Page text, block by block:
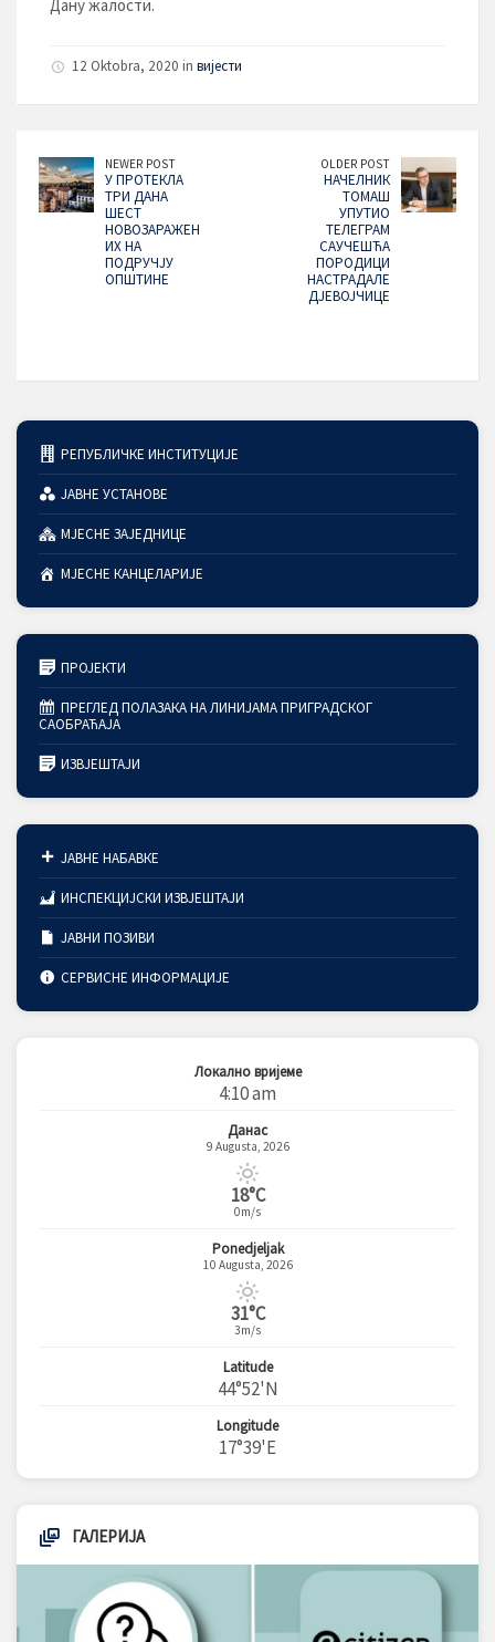
Дану жалости.
12 Oktobra, 2020 in вијести
NEWER POST
У ПРОТЕКЛА
ТРИ ДАНА
ШЕСТ
НОВОЗАРАЖЕН
ИХ НА
ПОДРУЧЈУ
ОПШТИНЕ
OLDER POST
НАЧЕЛНИК
ТОМАШ
УПУТИО
ТЕЛЕГРАМ
САУЧЕШЋА
ПОРОДИЦИ
НАСТРАДАЛЕ
ДЈЕВОЈЧИЦЕ
РЕПУБЛИЧКЕ ИНСТИТУЦИЈЕ
ЈАВНЕ УСТАНОВЕ
МЈЕСНЕ ЗАЈЕДНИЦЕ
МЈЕСНЕ КАНЦЕЛАРИЈЕ
ПРОЈЕКТИ
ПРЕГЛЕД ПОЛАЗАКА НА ЛИНИЈАМА ПРИГРАДСКОГ
САОБРАЋАЈА
ИЗВЈЕШТАЈИ
ЈАВНЕ НАБАВКЕ
ИНСПЕКЦИЈСКИ ИЗВЈЕШТАЈИ
ЈАВНИ ПОЗИВИ
СЕРВИСНЕ ИНФОРМАЦИЈЕ
Локално вријеме
4:10 am
Данас
9 Augusta, 2026
18°C
0m/s
Ponedjeljak
10 Augusta, 2026
31°C
3m/s
Latitude
44°52'N
Longitude
17°39'E
ГАЛЕРИЈА